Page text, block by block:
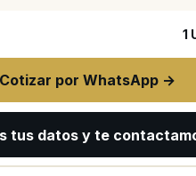
1
por WhatsApp →
tus datos y te